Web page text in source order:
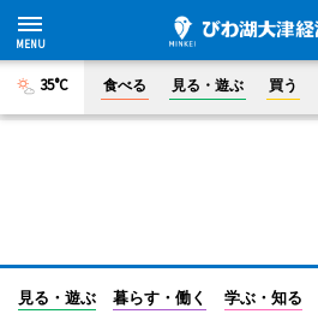
35°C 食べる 見る・遊ぶ 買う
見る・遊ぶ 暮らす・働く 学ぶ・知る